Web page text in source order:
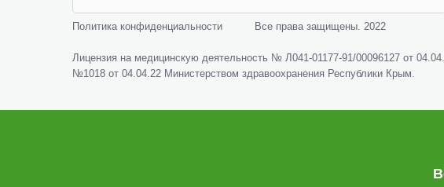
Политика конфиденциальности Все права защищены. 2022
Лицензия на медицинскую деятельность № Л041-01177-91/00096127 от
№1018 от 04.04.22 Министерством здравоохранения Республики Крым.